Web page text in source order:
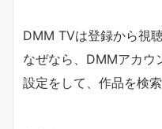
DMM TVは登録から視
なぜなら、DMMアカウ
設定をして、作品を検